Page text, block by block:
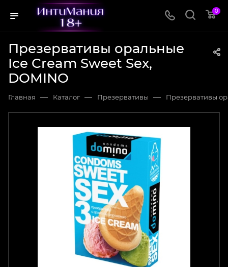
0
Презервативы оральные
Ice Cream Sweet Sex,
DOMINO
Главная — Каталог — Презервативы — Презервативы